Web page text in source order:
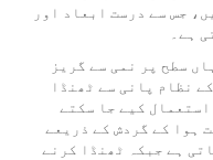
جس سے درست ابعاد اور
ہے۔
سطح پر نمی سے گریز
نظام پانی سے ٹھنڈا
کیے جا سکتے
ہوا کے گردش کے ذریعے
ہے جبکہ ٹھنڈا کرنے